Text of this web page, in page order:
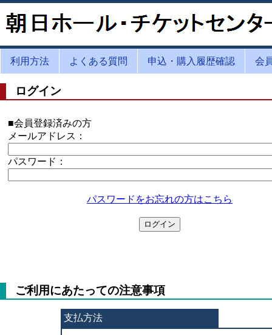
利用方法 よくある質問 申込・購入履歴確認 会
ログイン
■会員登録済みの方
メールアドレス：
パスワード：
パスワードをお忘れの方はこちら
ご利用にあたっての注意事項
支払方法